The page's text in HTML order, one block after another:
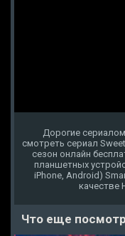
Дорогие
смотреть сериал
сезон онлайн
планшетных
iPhone, Android)
качестве
Что еще